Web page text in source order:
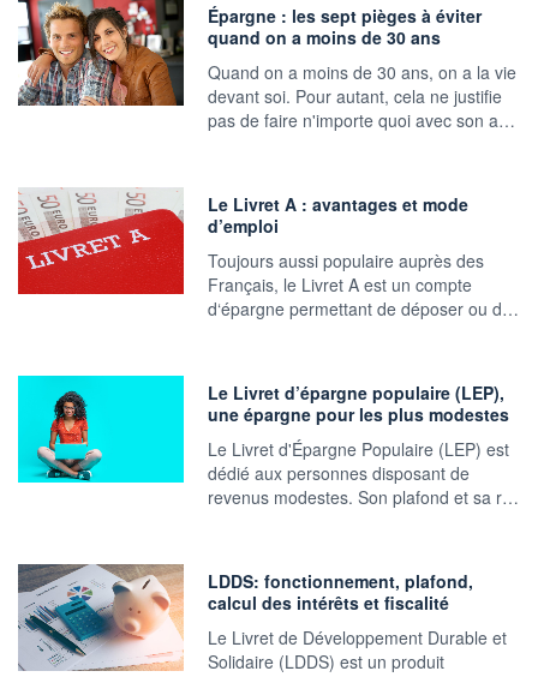
Épargne : les sept pièges à éviter
quand on a moins de 30 ans
Quand on a moins de 30 ans, on a la vie
devant soi. Pour autant, cela ne justifie
pas de faire n'importe quoi avec son a…
Le Livret A : avantages et mode
d’emploi
Toujours aussi populaire auprès des
Français, le Livret A est un compte
d‘épargne permettant de déposer ou d…
Le Livret d’épargne populaire (LEP),
une épargne pour les plus modestes
Le Livret d'Épargne Populaire (LEP) est
dédié aux personnes disposant de
revenus modestes. Son plafond et sa r…
LDDS: fonctionnement, plafond,
calcul des intérêts et fiscalité
Le Livret de Développement Durable et
Solidaire (LDDS) est un produit